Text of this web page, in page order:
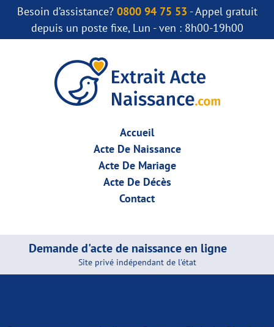
Besoin d’assistance? 0800 94 75 53 - Appel gratuit
depuis un poste fixe, Lun - ven : 8h00-19h00
Accueil
Acte De Naissance
Acte De Mariage
Acte De Décès
Contact
Demande d'acte de naissance en ligne
Site privé indépendant de l'état